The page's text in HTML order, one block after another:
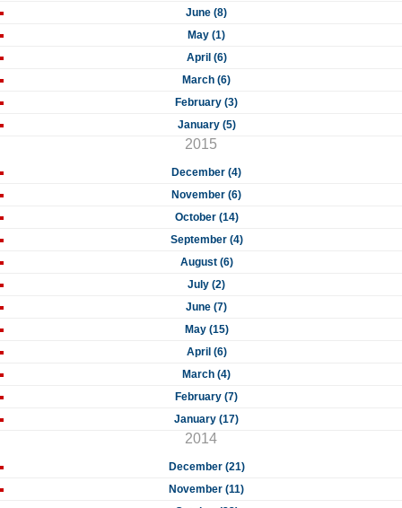
June (8)
May (1)
April (6)
March (6)
February (3)
January (5)
2015
December (4)
November (6)
October (14)
September (4)
August (6)
July (2)
June (7)
May (15)
April (6)
March (4)
February (7)
January (17)
2014
December (21)
November (11)